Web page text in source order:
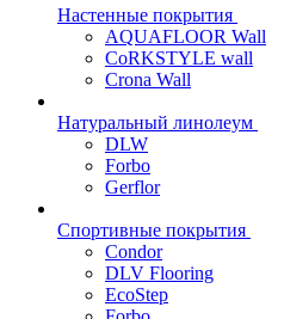
Настенные покрытия
AQUAFLOOR Wall
CoRKSTYLE wall
Crona Wall
Натуральный линолеум
DLW
Forbo
Gerflor
Спортивные покрытия
Condor
DLV Flooring
EcoStep